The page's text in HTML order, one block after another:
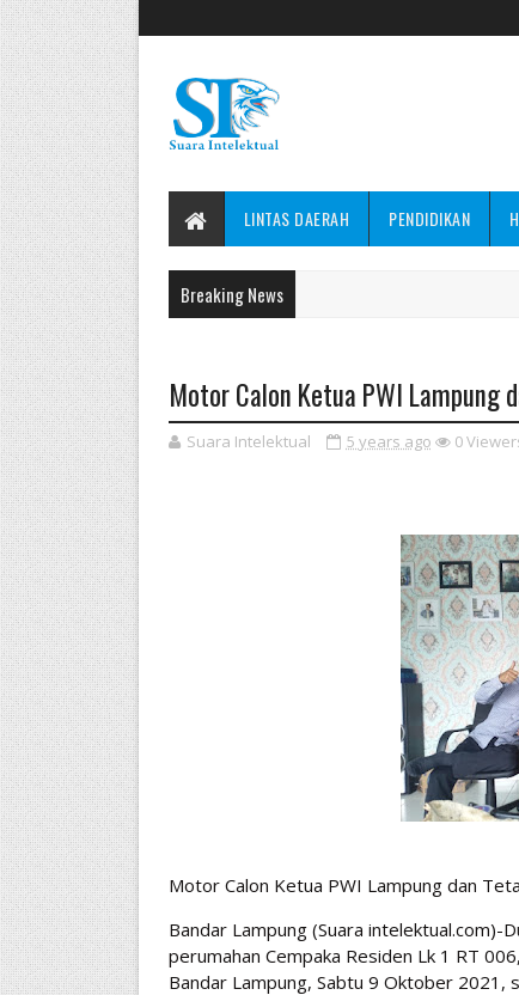
LINTAS DAERAH PENDIDIKAN
Breaking News
Motor Calon Ketua PWI Lampung
Suara Intelektual 5 years ago 0
Motor Calon Ketua PWI Lampung dan
Bandar Lampung (Suara
perumahan Cempaka Residen Lk 1 RT
Bandar Lampung, Sabtu 9 Oktober 2021,